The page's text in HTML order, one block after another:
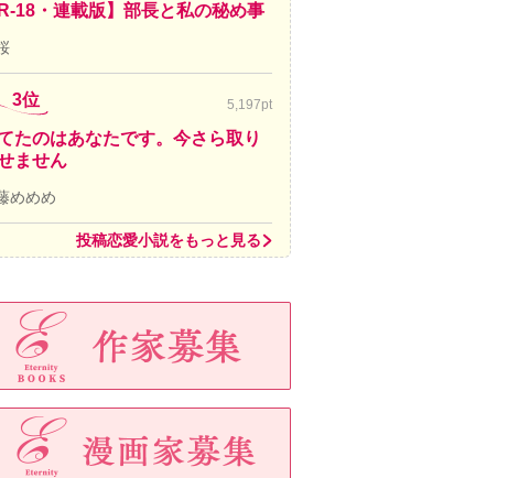
R-18・連載版】部長と私の秘め事
3位 5,197pt
たのはあなたです。今さら取り
ません
めめめ
投稿恋愛小説をもっと見る